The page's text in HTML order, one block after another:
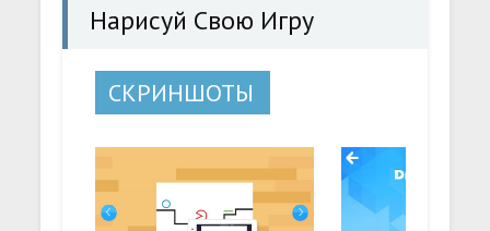
Нарисуй Свою Игру
СКРИНШОТЫ